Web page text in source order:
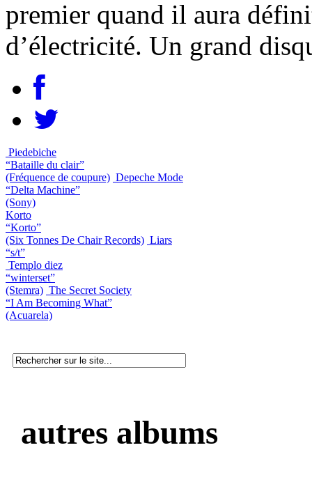
premier quand il aura
d’électricité. Un grand
Piedebiche
“Bataille du clair”
(Fréquence de coupure) Depeche Mode
“Delta Machine”
(Sony)
Korto
“Korto”
(Six Tonnes De Chair Records) Liars
“s/t”
Templo diez
“winterset”
(Stemra) The Secret Society
“I Am Becoming What”
(Acuarela)
autres albums